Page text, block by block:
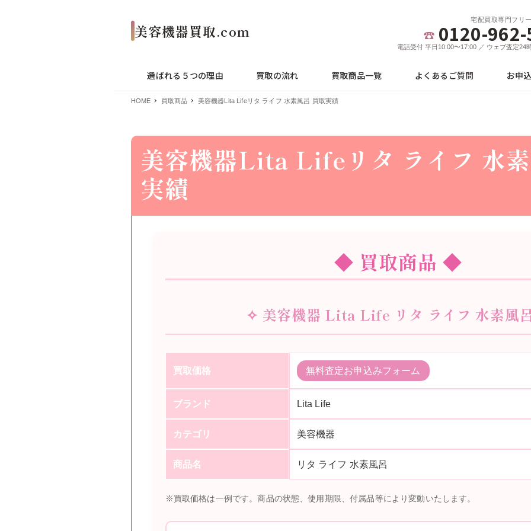
宅配買取専門フリ
0120-
電話受付 平日10:00〜17:00 ／ ウェブ査定24
選ばれる５つの理由 買取の流れ 買取商品一覧 よくあるご質問 お申
HOME 買取商品 美容機器Lita Lifeリタ ライフ 水素風呂 買取実績
美容機器Lita Lifeリタ ライフ 水
実績
◆ 買取商品 ◆
✧ 美容機器 Lita Life リタ ライフ 水素風
買取価格 無料査定お申込みフォーム
ブランド Lita Life
カテゴリ 美容機器
商品名 リタ ライフ 水素風呂
※買取価格は一例です。商品の状態、使用期限、付属品等により変動いたします。